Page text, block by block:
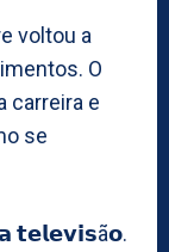
voltou a
O
carreira e
se